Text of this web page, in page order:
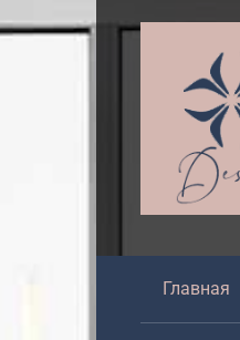
к
Главная